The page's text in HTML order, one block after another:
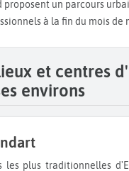
proposent un parcours
à la fin du mois de
et centres
environs